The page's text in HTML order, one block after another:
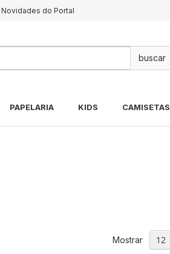
Novidades do Portal
PAPELARIA KIDS CAMISETAS
Mostrar